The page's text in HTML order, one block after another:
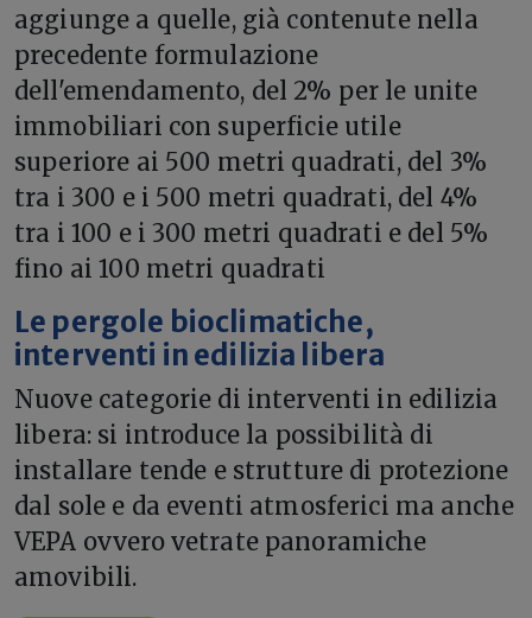
aggiunge a quelle, già contenute nella
precedente formulazione
dell'emendamento, del 2% per le unite
immobiliari con superficie utile
superiore ai 500 metri quadrati, del 3%
tra i 300 e i 500 metri quadrati, del 4%
tra i 100 e i 300 metri quadrati e del 5%
fino ai 100 metri quadrati
Le pergole bioclimatiche,
interventi in edilizia libera
Nuove categorie di interventi in edilizia
libera: si introduce la possibilità di
installare tende e strutture di protezione
dal sole e da eventi atmosferici ma anche
VEPA ovvero vetrate panoramiche
amovibili.